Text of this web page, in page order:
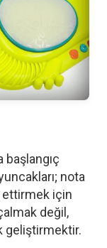
nota
için
değil,
geliştirmektir.